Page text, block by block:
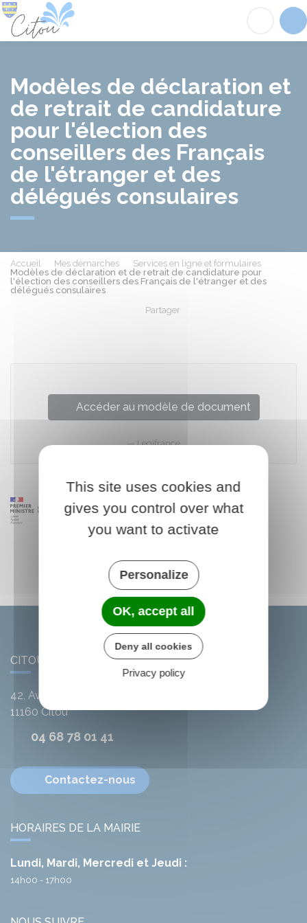
Modèles de déclaration et
de retrait de candidature
pour l'élection des
conseillers des Français
de l'étranger et des
délégués consulaires
Accueil Mes démarches
Services en ligne et formulaires
Modèles de déclaration et de retrait de candidature pour
l'élection des conseillers des Français de l'étranger et des
délégués consulaires
Partager
Accéder au modèle de document
Legifrance
CITOU
42, Avenue de l'Argent-Double
11160 Citou
04 68 78 01 41
Contactez-nous
HORAIRES DE LA MAIRIE
Lundi, Mardi, Mercredi et Jeudi :
14h00 - 17h00
This site uses cookies and
gives you control over what
you want to activate
Personalize
OK, accept all
Deny all cookies
Privacy policy